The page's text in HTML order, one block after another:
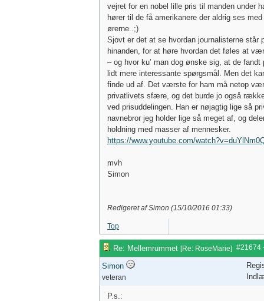
vejret for en nobel lille pris til manden under
hører til de få amerikanere der aldrig ses
ørerne..;)
Sjovt er det at se hvordan journalisterne står
hinanden, for at høre hvordan det føles at
– og hvor ku’ man dog ønske sig, at de fandt
lidt mere interessante spørgsmål. Men det
finde ud af. Det værste for ham må netop
privatlivets sfære, og det burde jo også
ved prisuddelingen. Han er nøjagtig lige så
navnebror jeg holder lige så meget af, og
holdning med masser af mennesker.
https://www.youtube.com/
mvh
Simon
Redigeret af Simon (15/10/2016 01:33)
Top
#21674
Re: Mellemrummet [Re: RoseMarie]
Simon
veteran
P.s.: